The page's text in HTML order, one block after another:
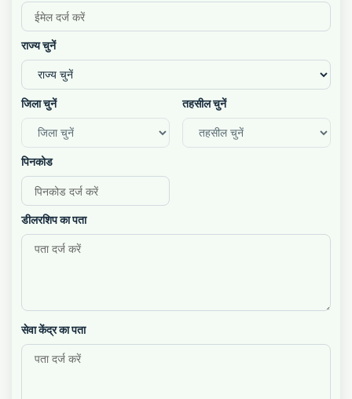
राज्य चुनें
जिला चुनें तहसील चुनें
पिनकोड
डीलरशिप का पता
सेवा केंद्र का पता